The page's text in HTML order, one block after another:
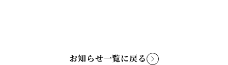
お知らせ一覧に戻る